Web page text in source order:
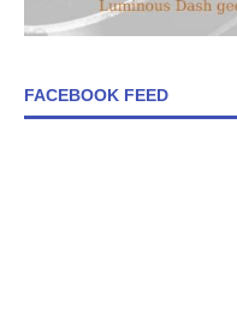
FACEBOOK FEED